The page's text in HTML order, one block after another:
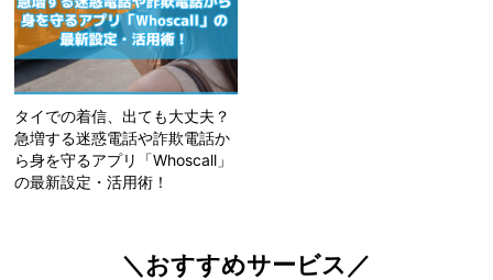
タイでの着信、出ても大丈夫？
急増する迷惑電話や詐欺電話か
ら身を守るアプリ「Whoscall」
の最新設定・活用術！
＼おすすめサービス／